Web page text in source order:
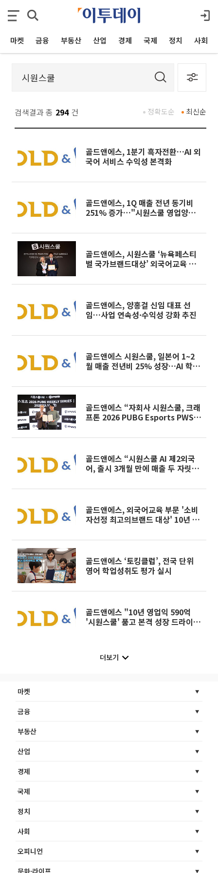
마켓 금융 부동산 산업 경제 국제 정치 사회
검색결과 총 294 건 최신순
정확도순
골드앤에스, 1분기 흑자전환…AI 외
국어 서비스 수익성 본격화
골드앤에스, 1Q 매출 전년 동기비
251% 증가…"시원스쿨 영업양수
골드앤에스, 시원스쿨 ‘뉴욕페스티
벌 국가브랜드대상’ 외국어교육 부
골드앤에스, 양홍걸 신임 대표 선
임…사업 연속성·수익성 강화 추진
골드앤에스 시원스쿨, 일본어 1~2
월 매출 전년비 25% 성장…AI 학습
골드앤에스 “자회사 시원스쿨, 크래
프톤 2026 PUBG Esports PWS
골드앤에스 “시원스쿨 AI 제2외국
어, 출시 3개월 만에 매출 두 자릿수
골드앤에스, 외국어교육 부문 '소비
자선정 최고의브랜드 대상' 10년 연
골드앤에스 ‘토킹클럽’, 전국 단위
영어 학업성취도 평가 실시
골드앤에스 "10년 영업익 590억
'시원스쿨' 품고 본격 성장 드라이
더보기
마켓
금융
부동산
산업
경제
국제
정치
사회
오피니언
문화·라이프